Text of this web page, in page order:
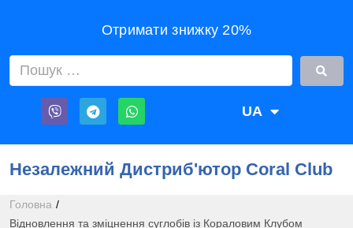
Отримати знижку 20%
UA
RU
Незалежний Дистриб'ютор Coral Club
Головна /
Відновлення та зміцнення суглобів із Кораловим Клубом